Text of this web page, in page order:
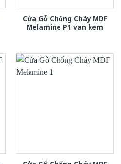
Cửa Gỗ Chống Cháy MDF
Melamine P1 van kem